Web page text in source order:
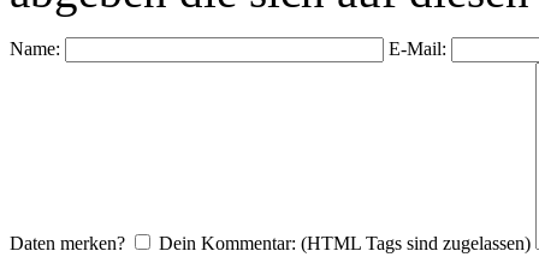
Name: E-Mail:
Daten merken? Dein Kommentar: (HTML Tags sind zugelassen)